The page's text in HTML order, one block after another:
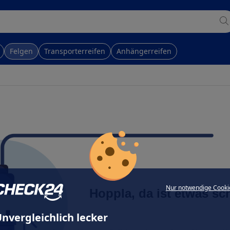
Nur notwendige
lecker
Felgen Transporterreifen Anhängerreifen
Hoppla, da ist etwas